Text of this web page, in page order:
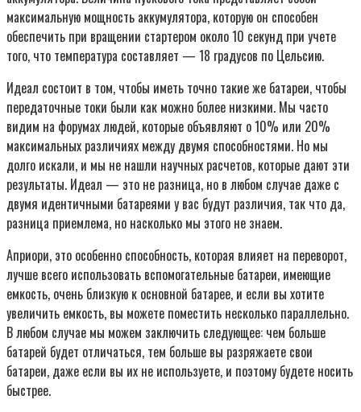
максимальную мощность аккумулятора, которую он способен
обеспечить при вращении стартером около 10 секунд при учете
того, что температура составляет — 18 градусов по Цельсию.
Идеал состоит в том, чтобы иметь точно такие же батареи, чтобы
передаточные токи были как можно более низкими. Мы часто
видим на форумах людей, которые объявляют о 10% или 20%
максимальных различиях между двумя способностями. Но мы
долго искали, и мы не нашли научных расчетов, которые дают эти
результаты. Идеал — это не разница, но в любом случае даже с
двумя идентичными батареями у вас будут различия, так что да,
разница приемлема, но насколько мы этого не знаем.
Априори, это особенно способность, которая влияет на переворот,
лучше всего использовать вспомогательные батареи, имеющие
емкость, очень близкую к основной батарее, и если вы хотите
увеличить емкость, вы можете поместить несколько параллельно.
В любом случае мы можем заключить следующее: чем больше
батарей будет отличаться, тем больше вы разряжаете свои
батареи, даже если вы их не используете, и поэтому будете носить
быстрее.